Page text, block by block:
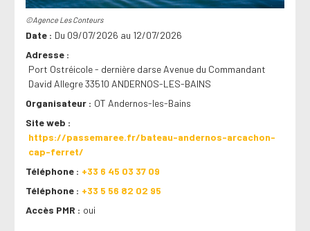
©Agence Les Conteurs
Date
Du 09/07/2026 au 12/07/2026
Adresse
Port Ostréicole - dernière darse Avenue du Commandant
David Allegre 33510 ANDERNOS-LES-BAINS
Organisateur
OT Andernos-les-Bains
Site web
https://passemaree.fr/bateau-andernos-arcachon-
cap-ferret/
Téléphone
+33 6 45 03 37 09
Téléphone
+33 5 56 82 02 95
Accès PMR
oui